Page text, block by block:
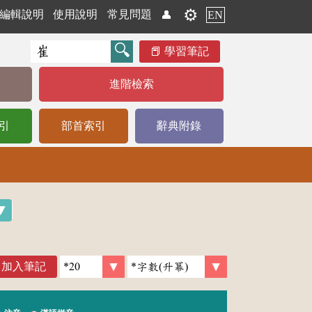
編輯說明 使用說明 常見問題 👤 ⚙️ EN
學習筆記
進階檢索
部首索引 辭典附錄
加入筆記